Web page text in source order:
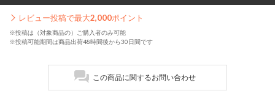
レビュー投稿で最大2,000ポイント
※投稿は（対象商品の）ご購入者のみ可能
※投稿可能期間は商品出荷48時間後から30日間です
この商品に関するお問い合わせ